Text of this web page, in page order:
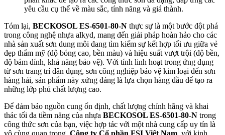
yêu cầu cụ thể về màu sắc, tính năng và giá thành.
Tóm lại, BECKOSOL ES-6501-80-N thực sự là một bước đột phá
trong công nghệ nhựa alkyd, mang đến giải pháp hoàn hảo cho các
nhà sản xuất sơn dung môi đang tìm kiếm sự kết hợp tối ưu giữa vẻ
đẹp thẩm mỹ (độ bóng cao, bền màu) và hiệu suất vượt trội (độ bền,
độ bám dính, khả năng bảo vệ). Với tính linh hoạt trong ứng dụng
từ sơn trang trí dân dụng, sơn công nghiệp bảo vệ kim loại đến sơn
hàng hải, sản phẩm này xứng đáng là lựa chọn hàng đầu để tạo ra
những lớp phủ chất lượng cao.
Để đảm bảo nguồn cung ổn định, chất lượng chính hãng và khai
thác tối đa tiềm năng của nhựa BECKOSOL ES-6501-80-N trong
công thức sơn của bạn, việc hợp tác với một nhà cung cấp uy tín là
vô cùng quan trọng. Công ty Cổ phần FSI Việt Nam, với kinh